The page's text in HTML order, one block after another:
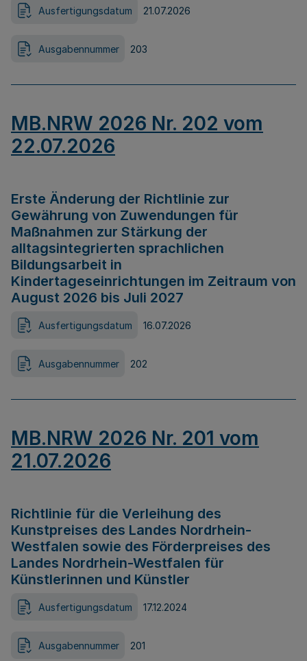
Ausfertigungsdatum 21.07.2026
Ausgabennummer 203
MB.NRW 2026 Nr. 202 vom
22.07.2026
Erste Änderung der Richtlinie zur
Gewährung von Zuwendungen für
Maßnahmen zur Stärkung der
alltagsintegrierten sprachlichen
Bildungsarbeit in
Kindertageseinrichtungen im Zeitraum von
August 2026 bis Juli 2027
Ausfertigungsdatum 16.07.2026
Ausgabennummer 202
MB.NRW 2026 Nr. 201 vom
21.07.2026
Richtlinie für die Verleihung des
Kunstpreises des Landes Nordrhein-
Westfalen sowie des Förderpreises des
Landes Nordrhein-Westfalen für
Künstlerinnen und Künstler
Ausfertigungsdatum 17.12.2024
Ausgabennummer 201